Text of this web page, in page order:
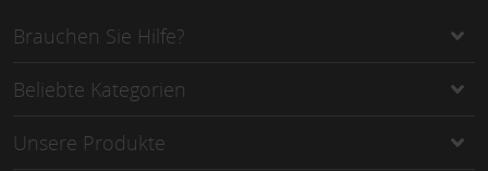
Brauchen Sie Hilfe?
Beliebte Kategorien
Unsere Produkte